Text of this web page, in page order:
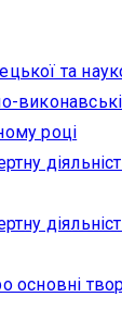
та
році
основні